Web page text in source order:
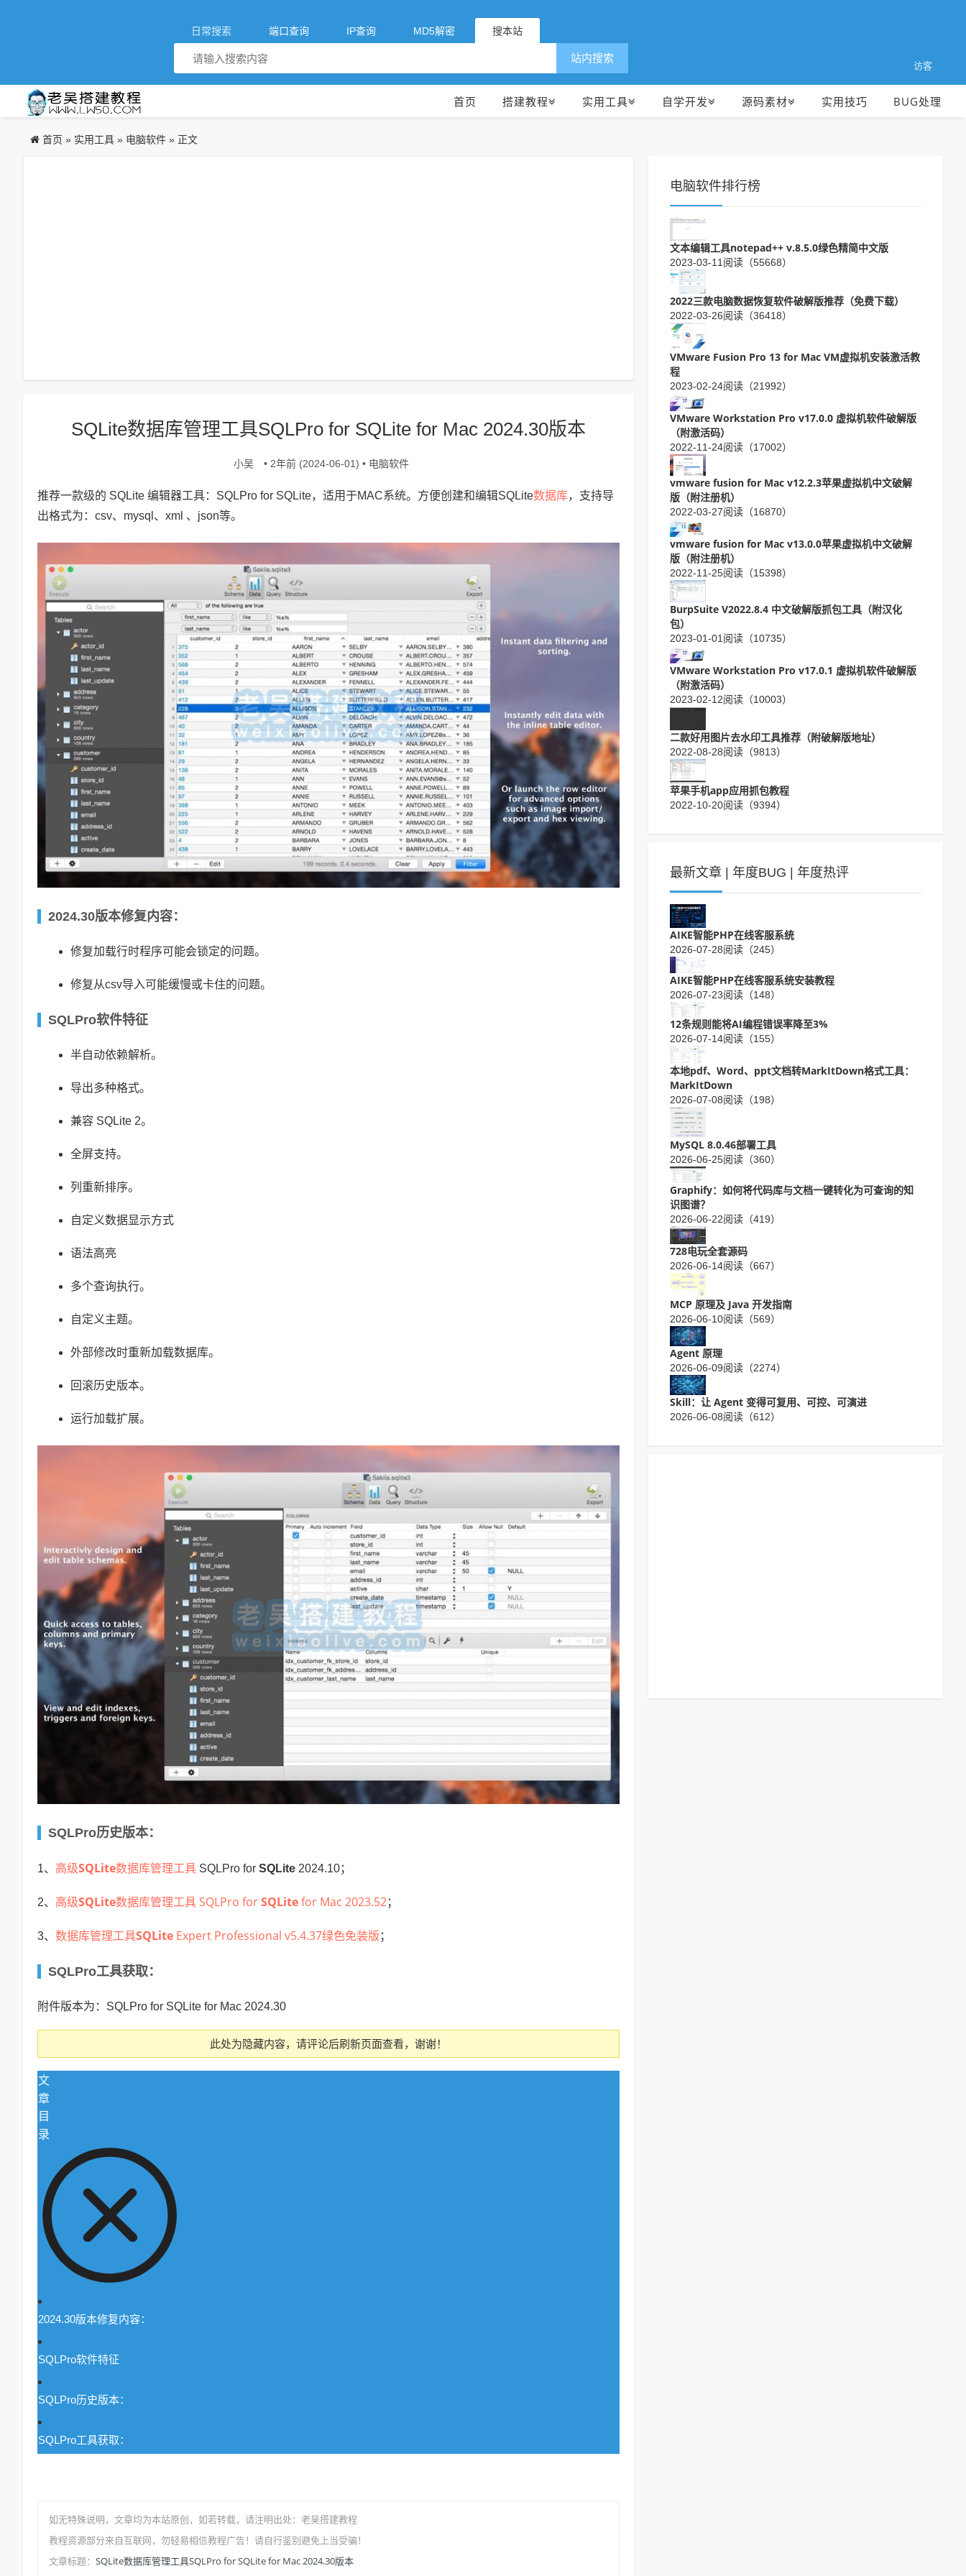
日常搜索 端口查询 IP查询 MD5解密 搜本站
访客
站内搜索
首页 搭建教程 实用工具 自学开发 源码素材 实用技巧 BUG处理
首页 » 实用工具 » 电脑软件 » 正文
SQLite数据库管理工具SQLPro for SQLite for Mac 2024.30版本
小吴 • 2年前 (2024-06-01) • 电脑软件
推荐一款级的 SQLite 编辑器工具：SQLPro for SQLite，适用于MAC系统。方便创建和编辑SQLite数据库，支持导
出格式为：csv、mysql、xml 、json等。
2024.30版本修复内容：
修复加载行时程序可能会锁定的问题。
修复从csv导入可能缓慢或卡住的问题。
SQLPro软件特征
半自动依赖解析。
导出多种格式。
兼容 SQLite 2。
全屏支持。
列重新排序。
自定义数据显示方式
语法高亮
多个查询执行。
自定义主题。
外部修改时重新加载数据库。
回滚历史版本。
运行加载扩展。
SQLPro历史版本：
1、 高级SQLite数据库管理工具 SQLPro for SQLite 2024.10；
2、 高级SQLite数据库管理工具 SQLPro forSQLitefor Mac 2023.52；
3、 数据库管理工具SQLite Expert Professional v5.4.37绿色免装版 ；
SQLPro工具获取：
附件版本为：SQLPro for SQLite for Mac 2024.30
此处为隐藏内容，请评论后刷新页面查看，谢谢！
文
章
目
录
2024.30版本修复内容：
SQLPro软件特征
SQLPro历史版本：
SQLPro工具获取：
如无特殊说明，文章均为本站原创 ，如若转载，请注明出处： 老吴搭建教程
教程资源部分来自互联网，勿轻易相信教程广告！请自行鉴别避免上当受骗！
文章标题： SQLite数据库管理工具SQLPro for SQLite for Mac 2024.30版本
电脑软件排行榜
文本编辑工具notepad++ v.8.5.0绿色精简中文版
2023-03-11 阅读（55668）
2022三款电脑数据恢复软件破解版推荐（免费下载）
2022-03-26阅读（36418）
VMware Fusion Pro 13 for Mac VM虚拟机安装激活教
程
2023-02-24阅读（21992）
VMware Workstation Pro v17.0.0 虚拟机软件破解版
（附激活码）
2022-11-24阅读（17002）
vmware fusion for Mac v12.2.3苹果虚拟机中文破解
版（附注册机）
2022-03-27阅读（16870）
vmware fusion for Mac v13.0.0苹果虚拟机中文破解
版（附注册机）
2022-11-25阅读（15398）
BurpSuite V2022.8.4 中文破解版抓包工具（附汉化
包）
2023-01-01阅读（10735）
VMware Workstation Pro v17.0.1 虚拟机软件破解版
（附激活码）
2023-02-12阅读（10003）
二款好用图片去水印工具推荐（附破解版地址）
2022-08-28阅读（9813）
苹果手机app应用抓包教程
2022-10-20阅读（9394）
最新文章 | 年度BUG | 年度热评
AIKE智能PHP在线客服系统
2026-07-28阅读（245）
AIKE智能PHP在线客服系统安装教程
2026-07-23阅读（148）
12条规则能将AI编程错误率降至3%
2026-07-14阅读（155）
本地pdf、Word、ppt文档转MarkItDown格式工具：
MarkItDown
2026-07-08阅读（198）
MySQL 8.0.46部署工具
2026-06-25阅读（360）
Graphify：如何将代码库与文档一键转化为可查询的知
识图谱？
2026-06-22阅读（419）
728电玩全套源码
2026-06-14阅读（667）
MCP 原理及 Java 开发指南
2026-06-10阅读（569）
Agent 原理
2026-06-09阅读（2274）
Skill：让 Agent 变得可复用、可控、可演进
2026-06-08阅读（612）